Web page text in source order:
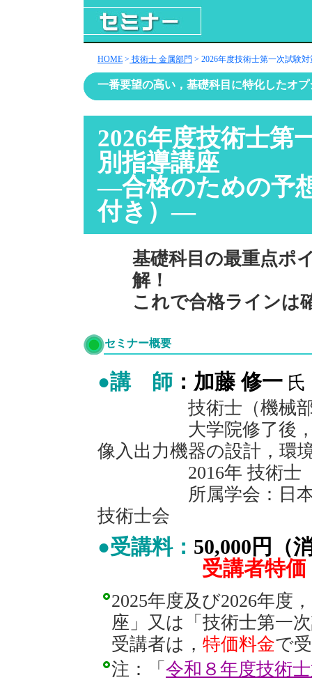
HOME > 技術士 金属部門 > 2026年度技術士第一次試験
一番要望の高い，基礎科目に特化したオ
2026年度技術士第
別指導講座
―合格のための予
付き）―
基礎科目の最重点ポ
解！
これで合格ラインは
セミナー概要
●講 師 ：加藤 修一 氏
技術士（機械部
大学院修了後，ブ
像入出力機器の設計，環
2016年 技術士（
所属学会：日本機
技術士会
●受講料： 50,000円
受講者特価
2025年度及び2026年度
座」又は「技術士第一
受講者は， 特価料金で
注：「 令和８年度技術